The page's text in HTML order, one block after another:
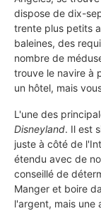
dispose de dix-
trente plus petits
baleines, des
nombre de
trouve le navire à
un hôtel, mais
L'une des
Disneyland. Il est
juste à côté de
étendu avec de
conseillé de
Manger et boire
l'argent, mais une